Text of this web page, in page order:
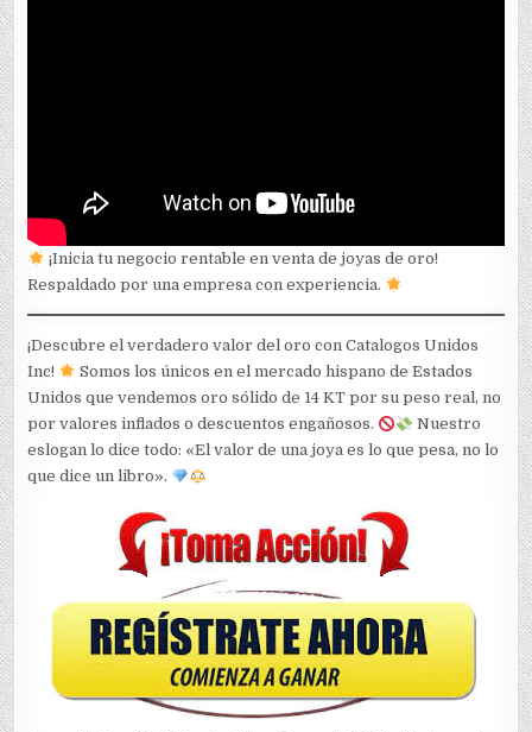
¡Inicia tu negocio rentable en venta de joyas de oro!
Respaldado por una empresa con experiencia.
¡Descubre el verdadero valor del oro con Catalogos Unidos
Inc!
Somos los únicos en el mercado hispano de Estados
Unidos que vendemos oro sólido de 14 KT por su peso real, no
por valores inflados o descuentos engañosos.
Nuestro
eslogan lo dice todo: «El valor de una joya es lo que pesa, no lo
que dice un libro».